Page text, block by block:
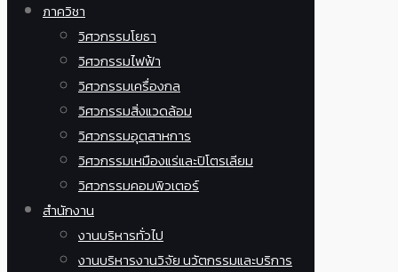
ภาควิชา
วิศวกรรมโยธา
วิศวกรรมไฟฟ้า
วิศวกรรมเครื่องกล
วิศวกรรมสิ่งแวดล้อม
วิศวกรรมอุตสาหการ
วิศวกรรมเหมืองแร่และปิโตรเลียม
วิศวกรรมคอมพิวเตอร์
สำนักงาน
งานบริหารทั่วไป
งานบริหารงานวิจัย นวัตกรรมและบริการ